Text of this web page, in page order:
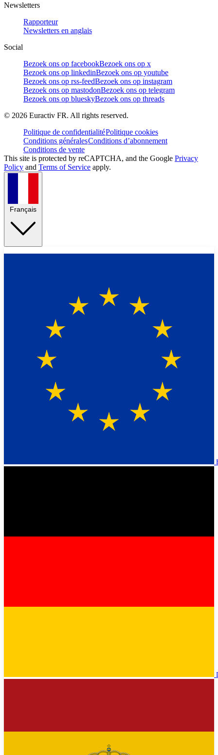
Newsletters
Rapporteur
Newsletters en anglais
Social
Bezoek ons op facebookBezoek ons op x
Bezoek ons op linkedinBezoek ons op youtube
Bezoek ons op rss-feedBezoek ons op instagram
Bezoek ons op mastodonBezoek ons op telegram
Bezoek ons op blueskyBezoek ons op threads
© 2026 Euractiv FR. All rights reserved.
Politique de confidentialitéPolitique cookies
Conditions généralesConditions d’abonnement
Conditions de vente
This site is protected by reCAPTCHA, and the Google Privacy
Policy and Terms of Service apply.
Français